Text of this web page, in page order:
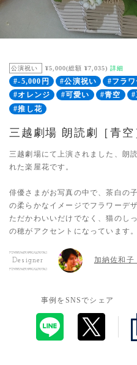
公演祝い ¥5,000(総額 ¥7,035) 詳細
#-5,000円 #公演祝い #フラ
#オレンジ
#可愛い #青空
#推し花
三越劇場 朗読劇［青
三越劇場にて上演されました、朗
れた楽屋花です。
俳優さまがお写真の中で、茶白の
の柔らかなイメージでフラワーデ
ただかわいいだけでなく、猫のし
の穂がアクセントになっています。
Designer 加納佐和子
事例をSNSでシェア